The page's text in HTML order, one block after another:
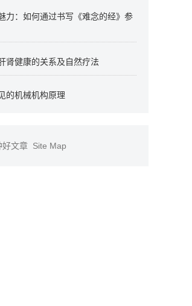
力：如何通过书写《难念的经》参
肾健康的关系及自然疗法
的机械机构原理
好文章 Site Map